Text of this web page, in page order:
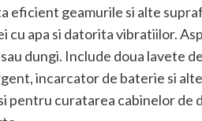
eficient geamurile si alte
cu apa si datorita vibratiilor.
dungi. Include doua lavete
incarcator de baterie si
pentru curatarea cabinelor de